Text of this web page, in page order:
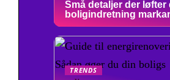
Små detaljer der løfter
boligindretning
TRENDS